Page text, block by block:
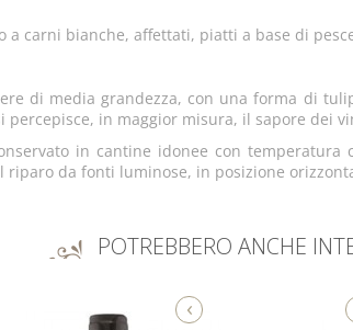
carni bianche, affettati, piatti a base di
di media grandezza, con una forma di
in maggior misura, il sapore dei
in cantine idonee con temperatura
da fonti luminose, in posizione
POTREBBERO ANCHE
‹